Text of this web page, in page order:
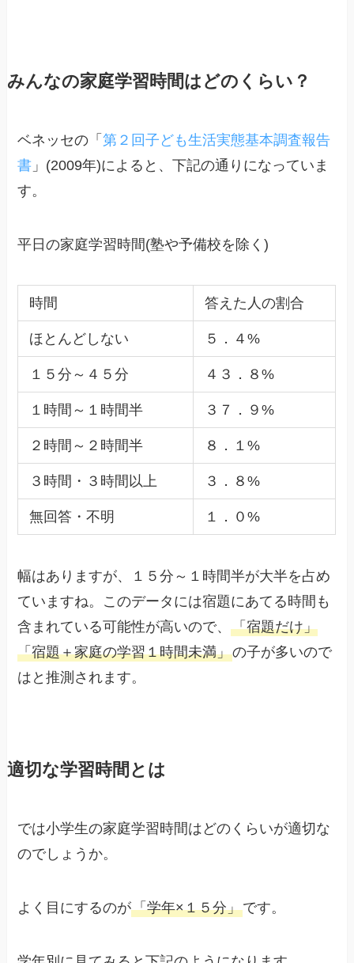
みんなの家庭学習時間はどのくらい？
ベネッセの「第２回子ども生活実態基本調査報告
書 」(2009年)によると、下記の通りになっていま
す。
平日の家庭学習時間(塾や予備校を除く)
時間 答えた人の割合
ほとんどしない ５．４%
１５分～４５分 ４３．８%
１時間～１時間半 ３７．９%
２時間～２時間半 ８．１%
３時間・３時間以上 ３．８%
無回答・不明 １．０%
幅はありますが、１５分～１時間半が大半を占め
ていますね。このデータには宿題にあてる時間も
含まれている可能性が高いので、「宿題だけ」
「宿題＋家庭の学習１時間未満」の子が多いので
はと推測されます。
適切な学習時間とは
では小学生の家庭学習時間はどのくらいが適切な
のでしょうか。
よく目にするのが「学年×１５分」です。